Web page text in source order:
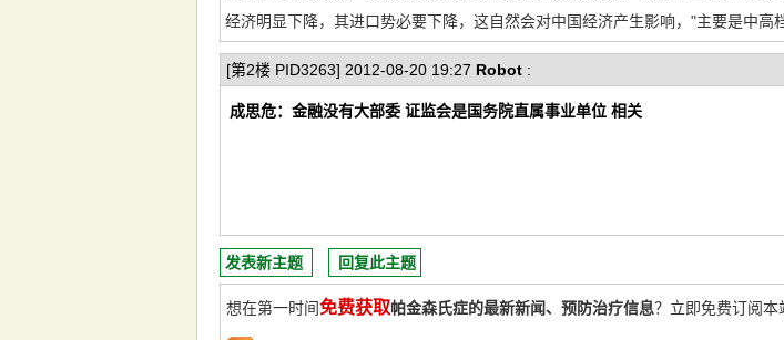
经济明显下降，其进口势必要下降，这自然会对中国经济产生影响，"主要是中
[第2楼 PID3263] 2012-08-20 19:27 Robot :
成思危：金融没有大部委 证监会是国务院直属事业单位 相关
发表新主题 回复此主题
想在第一时间免费获取帕金森氏症的最新新闻、预防治疗信息？立即免费订阅本